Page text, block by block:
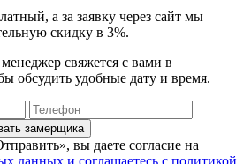
, а за заявку через сайт мы
скидку в 3%.
свяжется с вами в
обсудить удобные дату и время.
замерщика
вы даете согласие на
данных​ и соглашаетесь c политикой